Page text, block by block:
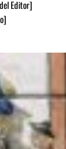
Editor]